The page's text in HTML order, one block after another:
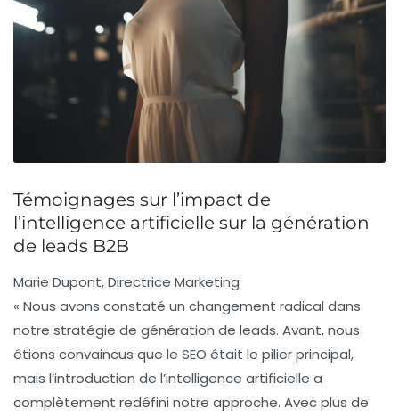
Témoignages sur l’impact de
l’intelligence artificielle sur la génération
de leads B2B
Marie Dupont, Directrice Marketing
« Nous avons constaté un changement radical dans
notre stratégie de génération de leads. Avant, nous
étions convaincus que le SEO était le pilier principal,
mais l’introduction de l’intelligence artificielle a
complètement redéfini notre approche. Avec plus de